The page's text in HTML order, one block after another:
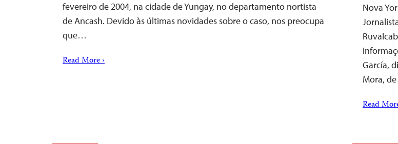
fevereiro de 2004, na cidade de Yungay, no departamento nortista
de Ancash. Devido às últimas novidades sobre o caso, nos preocupa
que…
Read More ›
Nova
García,
Mora,
Read